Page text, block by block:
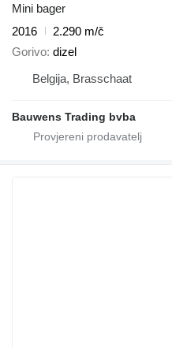
Mini bager
2016
2.290 m/č
Gorivo dizel
Belgija, Brasschaat
Bauwens Trading bvba